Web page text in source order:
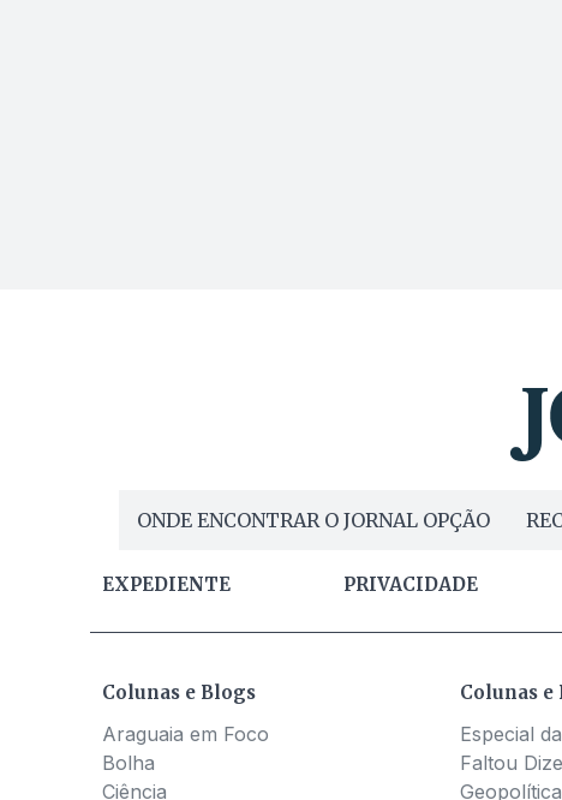
ONDE ENCONTRAR O JORNAL OPÇÃO
EXPEDIENTE PRIVACIDADE
Colunas e Blogs
Araguaia em Foco
Bolha
Ciência
Colunas e
Especial
Faltou
Geopolítica